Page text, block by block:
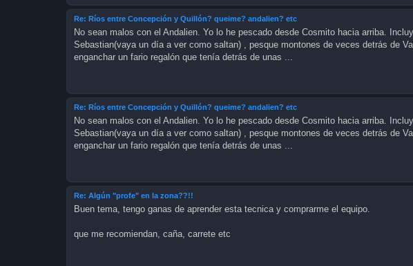
Re: Ríos entre Concepción y Quillón? queime? andalien? etc
No sean malos con el Andalien. Yo lo he pescado desde Cosmito hacia arriba.
Sebastian(vaya un día a ver como saltan) , pesque montones de veces detrás de
enganchar un fario regalón que tenía detrás de unas ...
Re: Ríos entre Concepción y Quillón? queime? andalien? etc
No sean malos con el Andalien. Yo lo he pescado desde Cosmito hacia arriba.
Sebastian(vaya un día a ver como saltan) , pesque montones de veces detrás de
enganchar un fario regalón que tenía detrás de unas ...
Re: Algún "profe" en la zona??!!
Buen tema, tengo ganas de aprender esta tecnica y comprarme el equipo.
que me recomiendan, caña, carrete etc